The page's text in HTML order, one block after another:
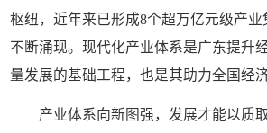
枢纽，近年来已形成8个超万亿元级产
不断涌现。现代化产业体系是广东提升
量发展的基础工程，也是其助力全国经
产业体系向新图强，发展才能以质